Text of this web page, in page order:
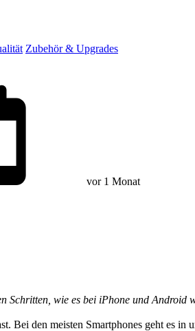
Zubehör & Upgrades
vor 1 Monat
wie es bei iPhone und
Bei den meisten Smartphones geht es